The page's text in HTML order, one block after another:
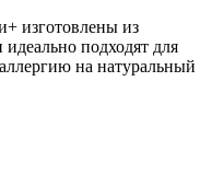
изготовлены из
подходят для
на натуральный